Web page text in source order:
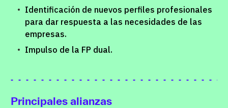
Identificación de nuevos perfiles profesionales
para dar respuesta a las necesidades de las
empresas.
Impulso de la FP dual.
Principales alianzas